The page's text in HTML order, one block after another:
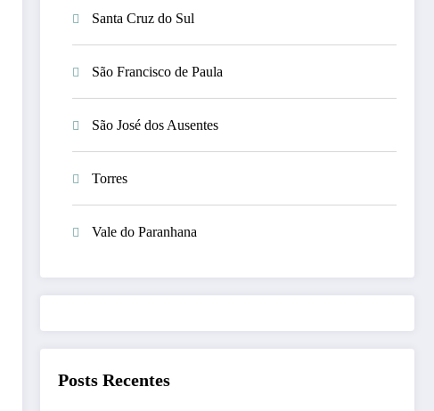
Santa Cruz do Sul
São Francisco de Paula
São José dos Ausentes
Torres
Vale do Paranhana
Posts Recentes